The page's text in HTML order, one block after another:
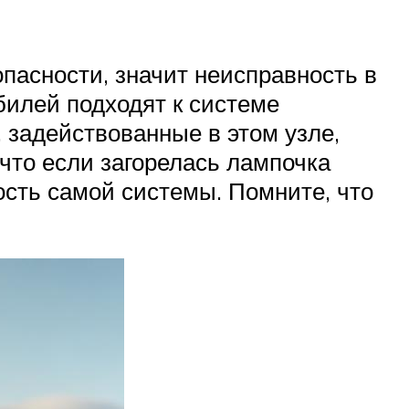
значит неисправность в
подходят к системе
в этом узле,
если загорелась лампочка
самой системы. Помните, что